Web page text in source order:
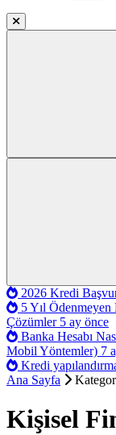
2026 Kredi
5 Yıl
Çözümler 5 ay önce
Banka Hesabı
Mobil Yöntemler) 7
Kredi
Ana Sayfa
Kişisel